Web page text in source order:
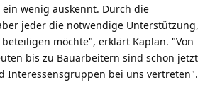
wenig auskennt. Durch die
jeder die notwendige Unterstützung,
möchte", erklärt Kaplan. "Von
bis zu Bauarbeitern sind schon jetzt
Interessensgruppen bei uns vertreten".